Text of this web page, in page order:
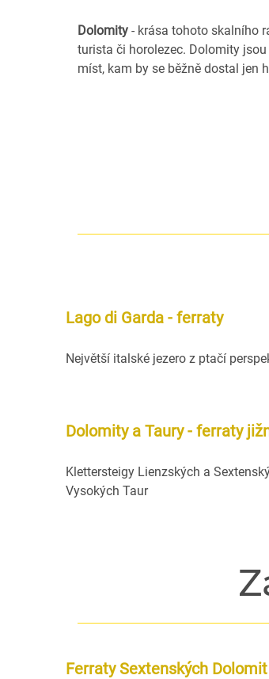
Dolomity - krása tohoto skalního
turista či horolezec. Dolomity
míst, kam by se běžně dostal jen
Lago di Garda - ferraty
Největší italské jezero z ptačí
Dolomity a Taury - ferraty
Klettersteigy Lienzských a
Vysokých Taur
Ferraty Sextenských Dolomit